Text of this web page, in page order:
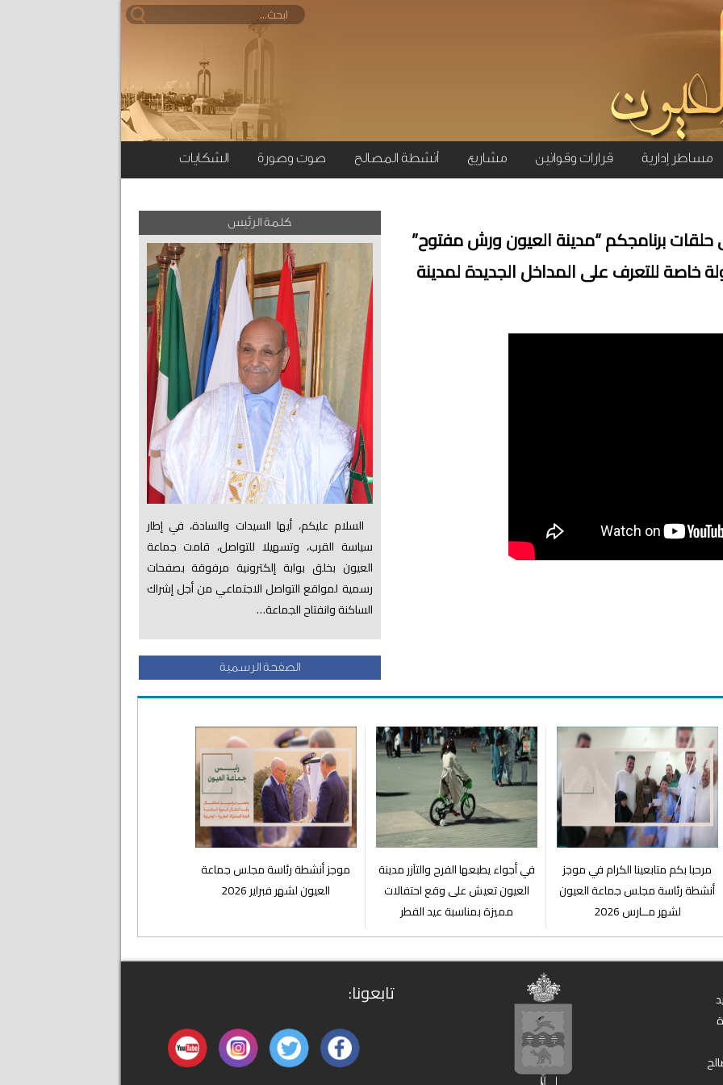
مساطر إدارية قرارات وقوانين مشاريع أنشطة المصالح صوت وصورة الشكايات
حلقات برنامجكم “مدينة العيون ورش مفتوح”
للتعرف على المداخل الجديدة لمدينة
كلمة الرئيس
السلام عليكم، أيها السيدات والسادة، في إطار
سياسة القرب، وتسهيلا للتواصل، قامت جماعة
العيون بخلق بوابة إلكترونية مرفوقة بصفحات
رسمية لمواقع التواصل الاجتماعي من أجل إشراك
الساكنة وانفتاح الجماعة…
الصفحة الرسمية
مرحبا بكم متابعينا الكرام في موجز
أنشطة رئاسة مجلس جماعة العيون
لشهر مــارس 2026
في أجواء يطبعها الفرح والتآزر مدينة
العيون تعيش على وقع احتفالات
مميزة بمناسبة عيد الفطر
موجز أنشطة رئاسة مجلس جماعة
العيون لشهر فبراير 2026
تابعونا: